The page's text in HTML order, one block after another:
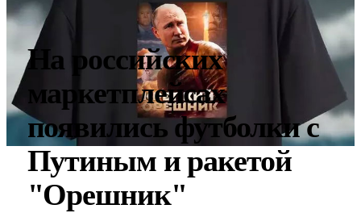
На российских
маркетплейсах
появились футболки с
Путиным и ракетой
"Орешник"